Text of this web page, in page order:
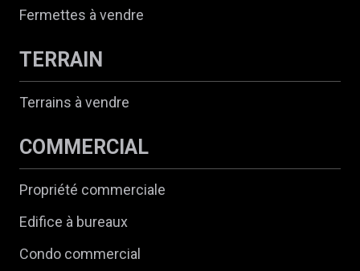
Fermettes à vendre
TERRAIN
Terrains à vendre
COMMERCIAL
Propriété commerciale
Edifice à bureaux
Condo commercial